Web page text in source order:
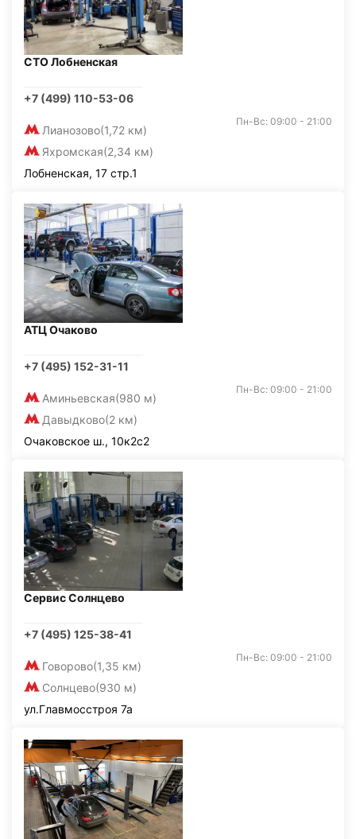
СТО Лобненская
+7 (499) 110-53-06
Лианозово(1,72 км)
Яхромская(2,34 км)
Пн-Вс: 09:00 - 21:00
Лобненская, 17 стр.1
АТЦ Очаково
+7 (495) 152-31-11
Аминьевская(980 м)
Давыдково(2 км)
Пн-Вс: 09:00 - 21:00
Очаковское ш., 10к2с2
Сервис Солнцево
+7 (495) 125-38-41
Говорово(1,35 км)
Солнцево(930 м)
Пн-Вс: 09:00 - 21:00
ул.Главмосстроя 7а